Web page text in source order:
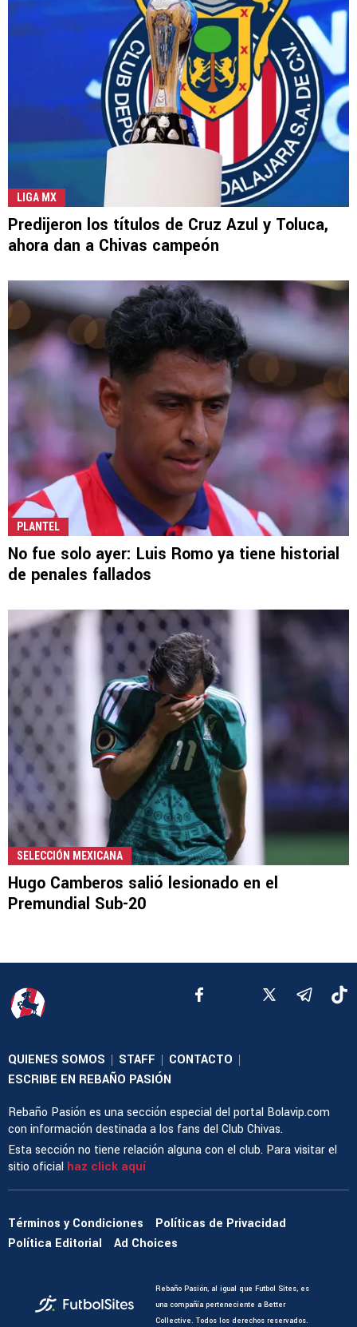
LIGA MX
Predijeron los títulos de Cruz Azul y Toluca,
ahora dan a Chivas campeón
PLANTEL
No fue solo ayer: Luis Romo ya tiene historial
de penales fallados
SELECCIÓN MEXICANA
Hugo Camberos salió lesionado en el
Premundial Sub-20
QUIENES SOMOS | STAFF | CONTACTO |
ESCRIBE EN REBAÑO PASIÓN
Rebaño Pasión es una sección especial del portal Bolavip.com
con información destinada a los fans del Club Chivas.
Esta sección no tiene relación alguna con el club. Para visitar el
sitio oficial haz click aquí
Términos y Condiciones
Políticas de Privacidad
Política Editorial
Ad Choices
Rebaño Pasión, al igual que Futbol Sites, es
una compañía perteneciente a Better
Collective. Todos los derechos reservados.